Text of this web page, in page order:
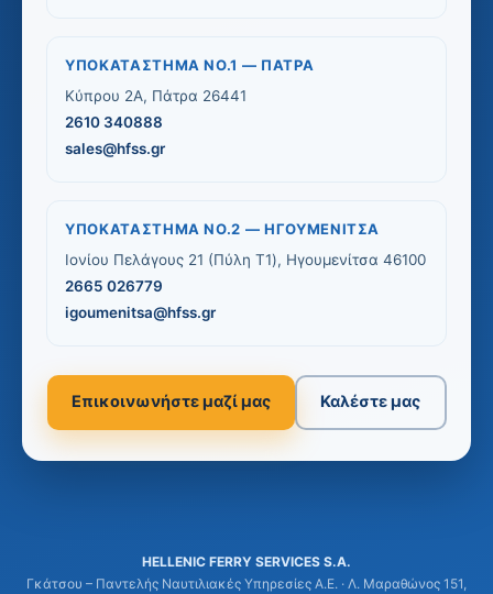
ΥΠΟΚΑΤΆΣΤΗΜΑ ΝΟ.1 — ΠΆΤΡΑ
Κύπρου 2Α, Πάτρα 26441
2610 340888
sales@hfss.gr
ΥΠΟΚΑΤΆΣΤΗΜΑ ΝΟ.2 — ΗΓΟΥΜΕΝΊΤΣΑ
Ιονίου Πελάγους 21 (Πύλη T1), Ηγουμενίτσα 46100
2665 026779
igoumenitsa@hfss.gr
Επικοινωνήστε μαζί μας Καλέστε μας
HELLENIC FERRY SERVICES S.A.
Γκάτσου – Παντελής Ναυτιλιακές Υπηρεσίες Α.Ε. · Λ. Μαραθώνος 151,